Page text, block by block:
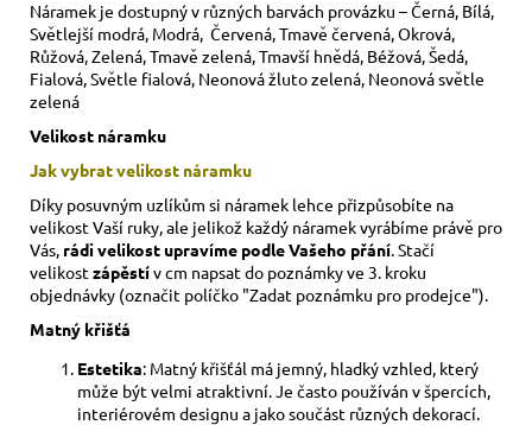
Náramek je dostupný v různých barvách provázku – Černá, Bílá,
Světlejší modrá, Modrá, Červená, Tmavě červená, Okrová,
Růžová, Zelená, Tmavě zelená, Tmavší hnědá, Béžová, Šedá,
Fialová, Světle fialová, Neonová žluto zelená, Neonová světle
zelená
Velikost náramku
Jak vybrat velikost náramku
Díky posuvným uzlíkům si náramek lehce přizpůsobíte na
velikost Vaší ruky, ale jelikož každý náramek vyrábíme právě pro
Vás, rádi velikost upravíme podle Vašeho přání . Stačí
velikostzápěstív cm napsat do poznámky ve 3. kroku
objednávky (označit políčko "Zadat poznámku pro prodejce").
Matný křišťá
Estetika: Matný křišťál má jemný, hladký vzhled, který
může být velmi atraktivní. Je často používán v špercích,
interiérovém designu a jako součást různých dekorací.